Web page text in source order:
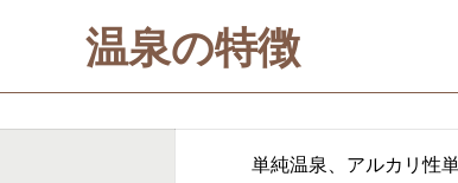
温泉の特徴
単純温泉、アルカリ性